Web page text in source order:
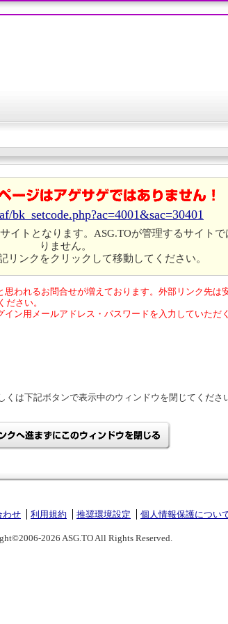
bk_setcode.php?ac=4001&sac=30401
イトとなります。ASG.TOが管理するサイトで
りません。
リンクをクリックして移動してください。
われるお問合せが増えております。外部リンク先は
さい。
ン用メールアドレス・パスワードを入力していただ
くは下記ボタンで表示中のウィンドウを閉じてくださ
わせ 利用規約 推奨環境設定 個人情報保護につい
2026 ASG.TO All Rights Reserved.